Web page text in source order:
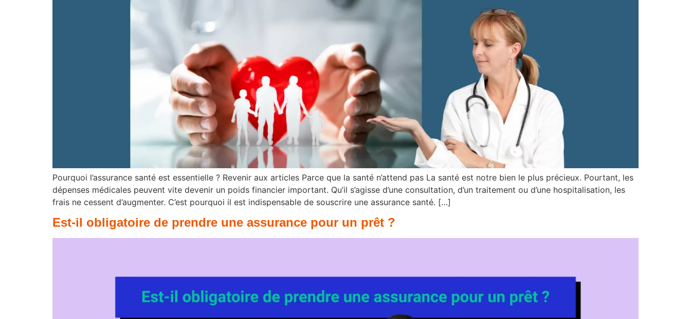
Pourquoi l’assurance santé est essentielle ? Revenir aux articles Parce que la santé n’attend pas La santé est notre bien le plus précieux. Pourtant, les
dépenses médicales peuvent vite devenir un poids financier important. Qu’il s’agisse d’une consultation, d’un traitement ou d’une hospitalisation, les
frais ne cessent d’augmenter. C’est pourquoi il est indispensable de souscrire une assurance santé. […]
Est-il obligatoire de prendre une assurance pour un prêt ?